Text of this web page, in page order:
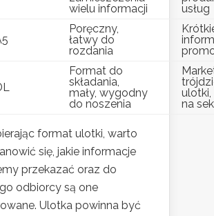
wielu informacji
usług
Poręczny,
łatwy do
rozdania
Format do
składania,
mały, wygodny
do noszenia
ulotki,
na
format ulotki, warto
się, jakie informacje
przekazać oraz do
odbiorcy są one
Ulotka powinna być